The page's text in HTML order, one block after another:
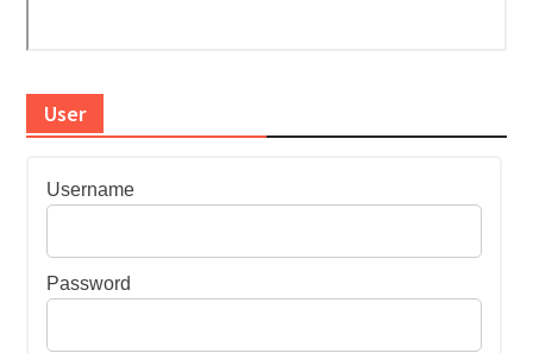
User
Username
Password